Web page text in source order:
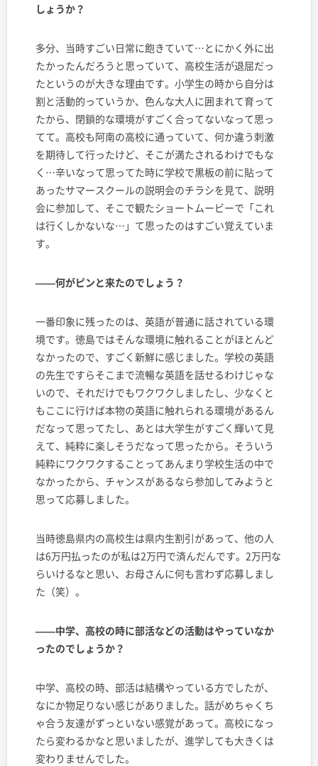
しょうか？
多分、当時すごい日常に飽きていて…とにかく外に出
たかったんだろうと思っていて、高校生活が退屈だっ
たというのが大きな理由です。小学生の時から自分は
割と活動的っていうか、色んな大人に囲まれて育って
たから、閉鎖的な環境がすごく合ってないなって思っ
てて。高校も阿南の高校に通っていて、何か違う刺激
を期待して行ったけど、そこが満たされるわけでもな
く…辛いなって思ってた時に学校で黒板の前に貼って
あったサマースクールの説明会のチラシを見て、説明
会に参加して、そこで観たショートムービーで「これ
は行くしかないな…」て思ったのはすごい覚えていま
す。
——何がピンと来たのでしょう？
一番印象に残ったのは、英語が普通に話されている環
境です。徳島ではそんな環境に触れることがほとんど
なかったので、すごく新鮮に感じました。学校の英語
の先生ですらそこまで流暢な英語を話せるわけじゃな
いので、それだけでもワクワクしましたし、少なくと
もここに行けば本物の英語に触れられる環境があるん
だなって思ってたし、あとは大学生がすごく輝いて見
えて、純粋に楽しそうだなって思ったから。そういう
純粋にワクワクすることってあんまり学校生活の中で
なかったから、チャンスがあるなら参加してみようと
思って応募しました。
当時徳島県内の高校生は県内生割引があって、他の人
は6万円払ったのが私は2万円で済んだんです。2万円な
らいけるなと思い、お母さんに何も言わず応募しまし
た（笑）。
——中学、高校の時に部活などの活動はやっていなか
ったのでしょうか？
中学、高校の時、部活は結構やっている方でしたが、
なにか物足りない感じがありました。話がめちゃくち
ゃ合う友達がずっといない感覚があって。高校になっ
たら変わるかなと思いましたが、進学しても大きくは
変わりませんでした。